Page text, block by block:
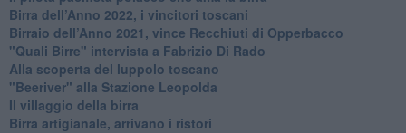
​Birra dell’Anno 2022, i vincitori toscani
Birraio dell’Anno 2021, vince Recchiuti di Opperbacco
"Quali Birre" intervista a Fabrizio Di Rado
​Alla scoperta del luppolo toscano
"Beeriver" alla Stazione Leopolda
Il villaggio della birra
Birra artigianale, arrivano i ristori